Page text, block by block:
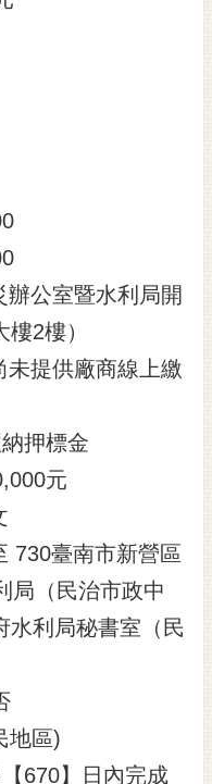
公室暨水利局開
2樓）
未提供廠商線上繳
押標金
元
730臺南市新營區
局（民治市政中
水利局秘書室（民
地區)
670】日內完成